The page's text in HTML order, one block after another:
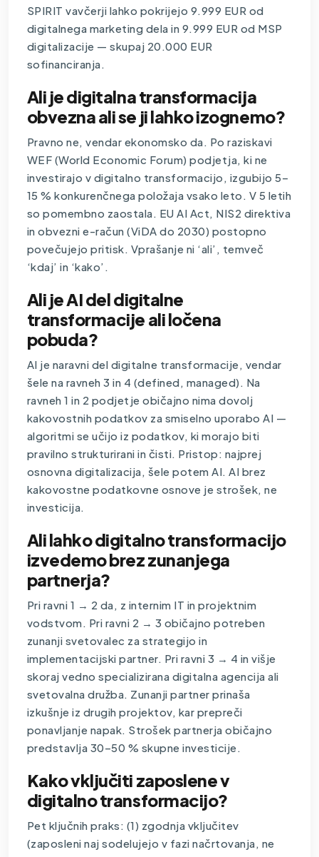
SPIRIT vavčerji lahko pokrijejo 9.999 EUR od
digitalnega marketing dela in 9.999 EUR od MSP
digitalizacije — skupaj 20.000 EUR
sofinanciranja.
Ali je digitalna transformacija
obvezna ali se ji lahko izognemo?
Pravno ne, vendar ekonomsko da. Po raziskavi
WEF (World Economic Forum) podjetja, ki ne
investirajo v digitalno transformacijo, izgubijo 5–
15 % konkurenčnega položaja vsako leto. V 5 letih
so pomembno zaostala. EU AI Act, NIS2 direktiva
in obvezni e-račun (ViDA do 2030) postopno
povečujejo pritisk. Vprašanje ni ‘ali’, temveč
‘kdaj’ in ‘kako’.
Ali je AI del digitalne
transformacije ali ločena
pobuda?
AI je naravni del digitalne transformacije, vendar
šele na ravneh 3 in 4 (defined, managed). Na
ravneh 1 in 2 podjetje običajno nima dovolj
kakovostnih podatkov za smiselno uporabo AI —
algoritmi se učijo iz podatkov, ki morajo biti
pravilno strukturirani in čisti. Pristop: najprej
osnovna digitalizacija, šele potem AI. AI brez
kakovostne podatkovne osnove je strošek, ne
investicija.
Ali lahko digitalno transformacijo
izvedemo brez zunanjega
partnerja?
Pri ravni 1 → 2 da, z internim IT in projektnim
vodstvom. Pri ravni 2 → 3 običajno potreben
zunanji svetovalec za strategijo in
implementacijski partner. Pri ravni 3 → 4 in višje
skoraj vedno specializirana digitalna agencija ali
svetovalna družba. Zunanji partner prinaša
izkušnje iz drugih projektov, kar prepreči
ponavljanje napak. Strošek partnerja običajno
predstavlja 30–50 % skupne investicije.
Kako vključiti zaposlene v
digitalno transformacijo?
Pet ključnih praks: (1) zgodnja vključitev
(zaposleni naj sodelujejo v fazi načrtovanja, ne